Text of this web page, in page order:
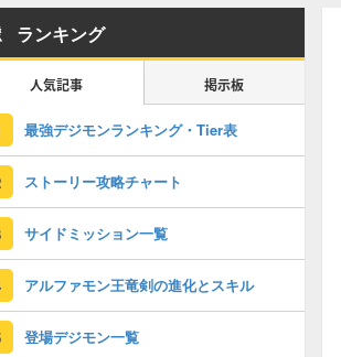
ランキング
人気記事 掲示板
最強デジモンランキング・Tier表
ストーリー攻略チャート
サイドミッション一覧
アルファモン王竜剣の進化とスキル
登場デジモン一覧